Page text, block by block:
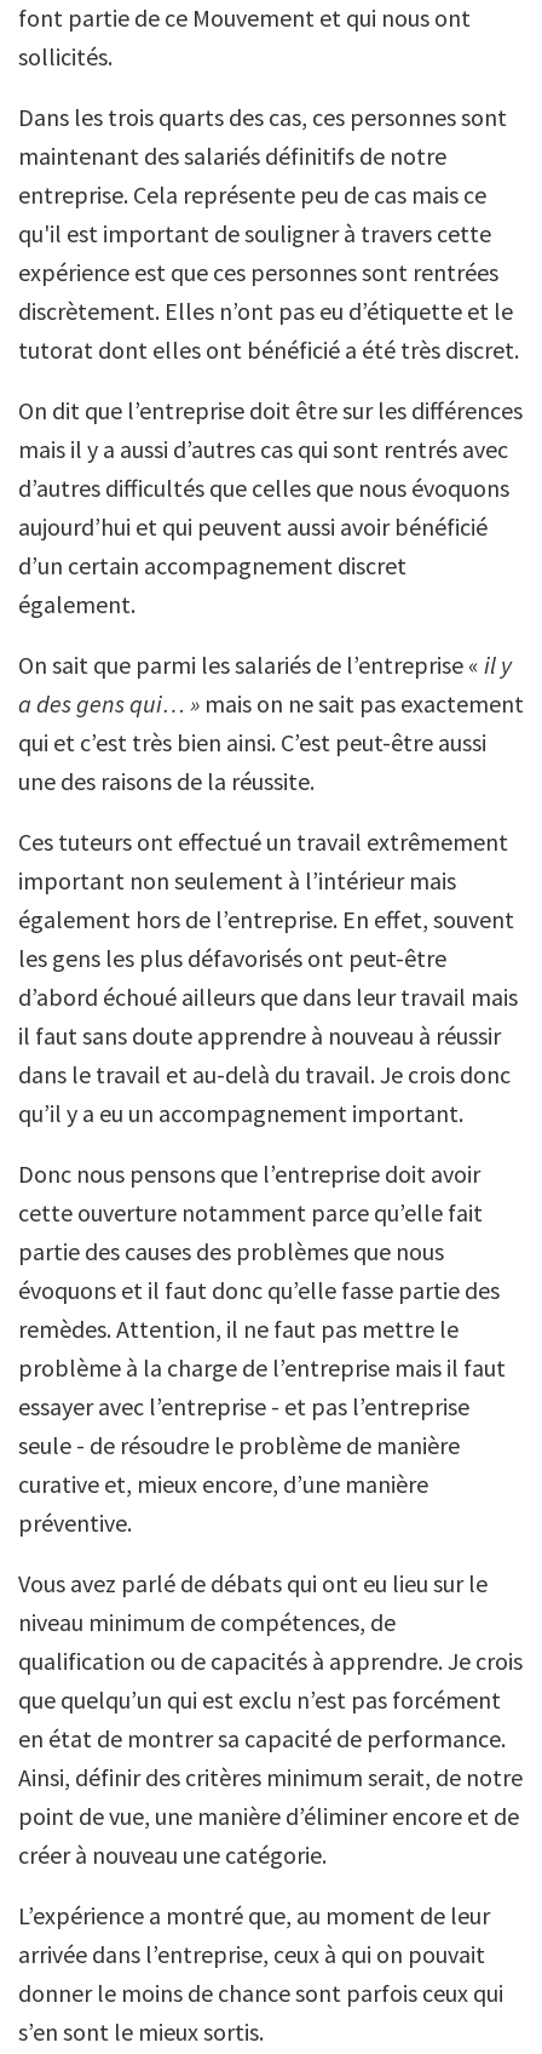
font partie de ce Mouvement et qui nous ont
sollicités.
Dans les trois quarts des cas, ces personnes sont
maintenant des salariés définitifs de notre
entreprise. Cela représente peu de cas mais ce
qu'il est important de souligner à travers cette
expérience est que ces personnes sont rentrées
discrètement. Elles n’ont pas eu d’étiquette et le
tutorat dont elles ont bénéficié a été très discret.
On dit que l’entreprise doit être sur les différences
mais il y a aussi d’autres cas qui sont rentrés avec
d’autres difficultés que celles que nous évoquons
aujourd’hui et qui peuvent aussi avoir bénéficié
d’un certain accompagnement discret
également.
On sait que parmi les salariés de l’entreprise « il y
a des gens qui… » mais on ne sait pas exactement
qui et c’est très bien ainsi. C’est peut-être aussi
une des raisons de la réussite.
Ces tuteurs ont effectué un travail extrêmement
important non seulement à l’intérieur mais
également hors de l’entreprise. En effet, souvent
les gens les plus défavorisés ont peut-être
d’abord échoué ailleurs que dans leur travail mais
il faut sans doute apprendre à nouveau à réussir
dans le travail et au-delà du travail. Je crois donc
qu’il y a eu un accompagnement important.
Donc nous pensons que l’entreprise doit avoir
cette ouverture notamment parce qu’elle fait
partie des causes des problèmes que nous
évoquons et il faut donc qu’elle fasse partie des
remèdes. Attention, il ne faut pas mettre le
problème à la charge de l’entreprise mais il faut
essayer avec l’entreprise - et pas l’entreprise
seule - de résoudre le problème de manière
curative et, mieux encore, d’une manière
préventive.
Vous avez parlé de débats qui ont eu lieu sur le
niveau minimum de compétences, de
qualification ou de capacités à apprendre. Je crois
que quelqu’un qui est exclu n’est pas forcément
en état de montrer sa capacité de performance.
Ainsi, définir des critères minimum serait, de notre
point de vue, une manière d’éliminer encore et de
créer à nouveau une catégorie.
L’expérience a montré que, au moment de leur
arrivée dans l’entreprise, ceux à qui on pouvait
donner le moins de chance sont parfois ceux qui
s’en sont le mieux sortis.